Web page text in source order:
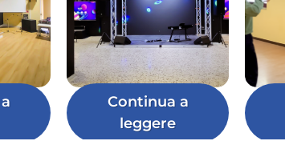
Continua a
leggere